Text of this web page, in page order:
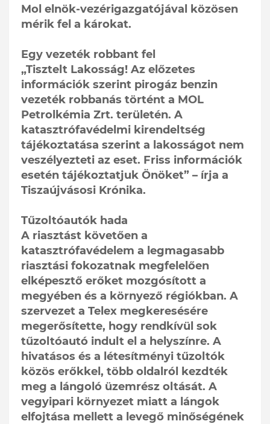
Mol elnök-vezérigazgatójával közösen
mérik fel a károkat.
Egy vezeték robbant fel
„Tisztelt Lakosság! Az előzetes
információk szerint pirogáz benzin
vezeték robbanás történt a MOL
Petrolkémia Zrt. területén. A
katasztrófavédelmi kirendeltség
tájékoztatása szerint a lakosságot nem
veszélyezteti az eset. Friss információk
esetén tájékoztatjuk Önöket” – írja a
Tiszaújvásosi Krónika.
Tűzoltóautók hada
A riasztást követően a
katasztrófavédelem a legmagasabb
riasztási fokozatnak megfelelően
elképesztő erőket mozgósított a
megyében és a környező régiókban. A
szervezet a Telex megkeresésére
megerősítette, hogy rendkívül sok
tűzoltóautó indult el a helyszínre. A
hivatásos és a létesítményi tűzoltók
közös erőkkel, több oldalról kezdték
meg a lángoló üzemrész oltását. A
vegyipari környezet miatt a lángok
elfojtása mellett a levegő minőségének